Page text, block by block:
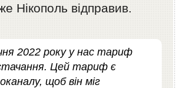
Нікополь відправив.
2022 року у нас тариф
Цей тариф є
щоб він міг